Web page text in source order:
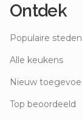
Ontdek
Populaire steden
Alle keukens
Nieuw
Top beoordeeld